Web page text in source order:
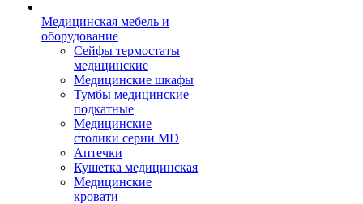
Медицинская мебель и
оборудование
Сейфы термостаты
медицинские
Медицинские шкафы
Тумбы медицинские
подкатные
Медицинские
столики серии MD
Аптечки
Кушетка медицинская
Медицинские
кровати